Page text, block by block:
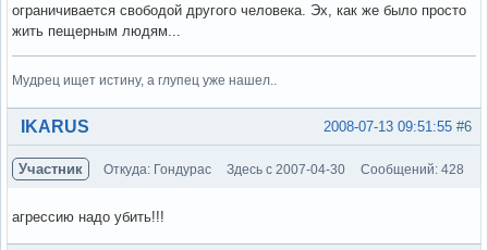
ограничивается свободой другого человека. Эх, как же было просто
жить пещерным людям...
Мудрец ищет истину, а глупец уже нашел..
Вне форума #6
2008-07-13 09:51:55
IKARUS
Участник Откуда: Гондурас Здесь с 2007-04-30 Сообщений: 428
агрессию надо убить!!!